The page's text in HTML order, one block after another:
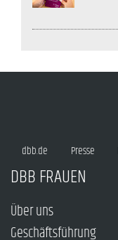
dbb.de Presse
DBB FRAUEN
Über uns
Geschäftsführung